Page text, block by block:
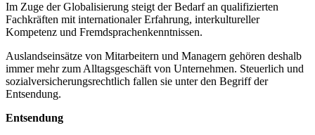
Im Zuge der Globalisierung steigt der Bedarf an qualifizierten
Fachkräften mit internationaler Erfahrung, interkultureller
Kompetenz und Fremdsprachenkenntnissen.
Auslandseinsätze von Mitarbeitern und Managern gehören deshalb
immer mehr zum Alltagsgeschäft von Unternehmen. Steuerlich und
sozialversicherungsrechtlich fallen sie unter den Begriff der
Entsendung.
Entsendung